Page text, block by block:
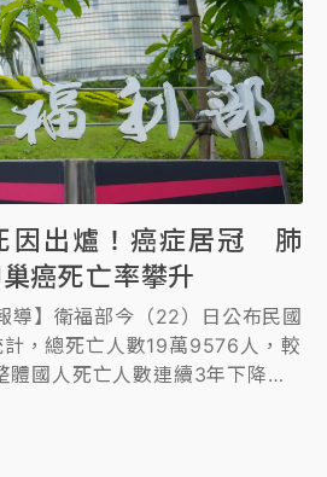
因出爐！癌症居冠 肺
癌死亡率攀升
導】衛福部今（22）日公布民國
，總死亡人數19萬9576人，較
體國人死亡人數連續3年下降；
大死因之首，十大癌症排名和去
氣管和肺癌仍居冠。十大癌症除
標準化死亡率較113年上升，餘